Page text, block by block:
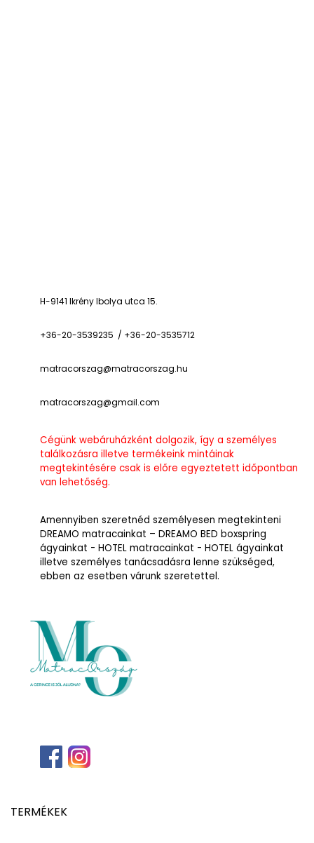
H-9141 Ikrény Ibolya utca 15.
+36-20-3539235 / +36-20-3535712
matracorszag@matracorszag.hu
matracorszag@gmail.com
Cégünk webáruházként dolgozik, így a személyes
találkozásra illetve termékeink mintáinak
megtekintésére csak is előre egyeztetett időpontban
van lehetőség.
Amennyiben szeretnéd személyesen megtekinteni
DREAMO matracainkat – DREAMO BED boxspring
ágyainkat - HOTEL matracainkat - HOTEL ágyainkat
illetve személyes tanácsadásra lenne szükséged,
ebben az esetben várunk szeretettel.
TERMÉKEK